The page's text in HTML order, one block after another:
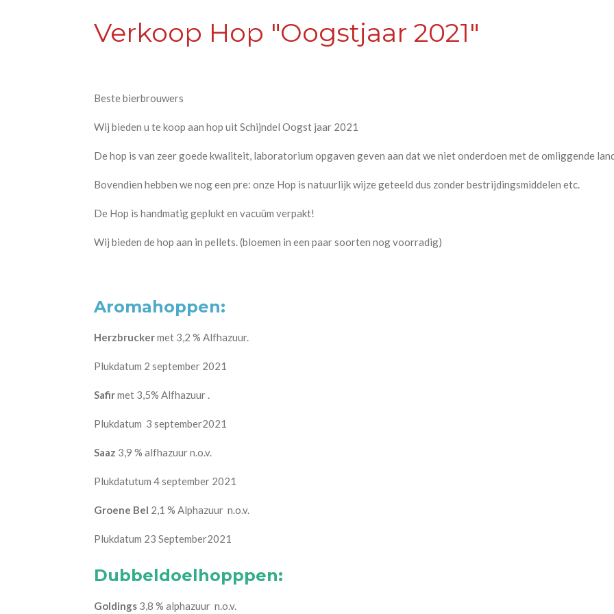
Verkoop Hop "Oogstjaar 2021"
Beste bierbrouwers
Wij bieden u te koop aan hop uit Schijndel Oogst jaar 2021
De hop is van zeer goede kwaliteit, laboratorium opgaven geven aan dat we niet onderdoen met de omliggende
Bovendien hebben we nog een pre: onze Hop is natuurlijk wijze geteeld dus zonder bestrijdingsmiddelen etc.
De Hop is handmatig geplukt en vacuüm verpakt!
Wij bieden de hop aan in pellets. (bloemen in een paar soorten nog voorradig)
Aromahoppen:
Herzbruckermet 3,2 % Alfhazuur.
Plukdatum 2 september 2021
Safirmet 3,5% Alfhazuur .
Plukdatum 3 september2021
Saaz 3,9 % alfhazuur n.o.v.
Plukdatutum 4 september 2021
Groene Bel 2,1 % Alphazuur n.o.v.
Plukdatum 23 September2021
Dubbeldoelhopppen:
Goldings 3,8 % alphazuur n.o.v.